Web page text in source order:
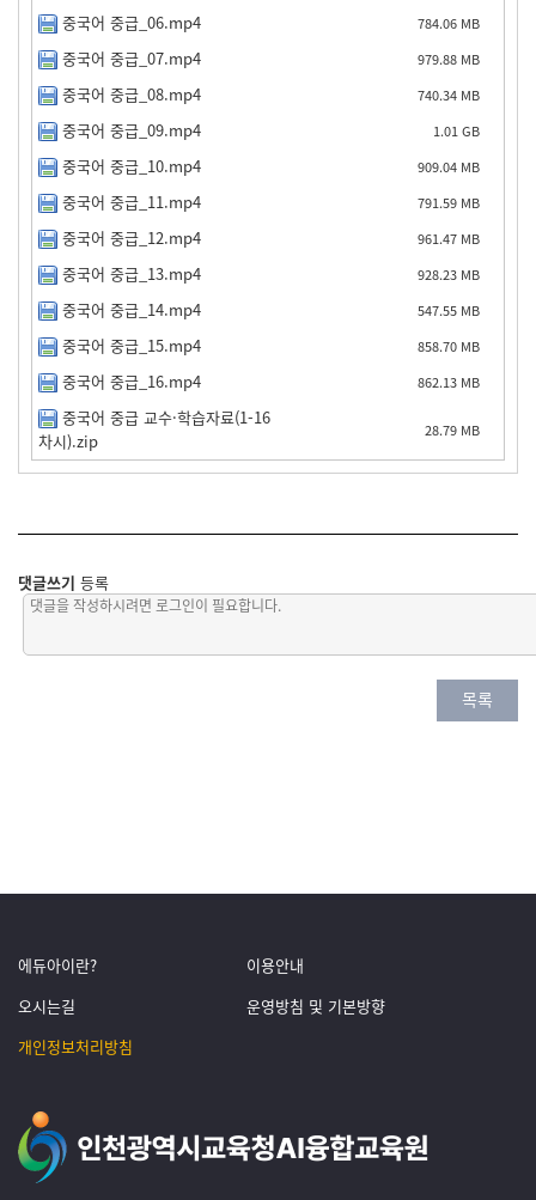
중국어 중급_06.mp4 784.06 MB
중국어 중급_07.mp4 979.88 MB
중국어 중급_08.mp4 740.34 MB
중국어 중급_09.mp4 1.01 GB
중국어 중급_10.mp4 909.04 MB
중국어 중급_11.mp4 791.59 MB
중국어 중급_12.mp4 961.47 MB
중국어 중급_13.mp4 928.23 MB
중국어 중급_14.mp4 547.55 MB
중국어 중급_15.mp4 858.70 MB
중국어 중급_16.mp4 862.13 MB
중국어 중급 교수·학습자료(1-16
차시).zip
28.79 MB
댓글쓰기 등록
목록
에듀아이란?
이용안내
오시는길
운영방침 및 기본방향
개인정보처리방침